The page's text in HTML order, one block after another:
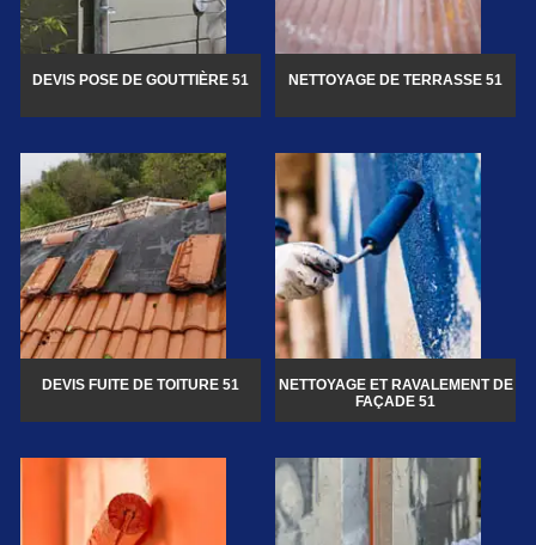
DEVIS POSE DE GOUTTIÈRE 51 NETTOYAGE DE TERRASSE 51
DEVIS FUITE DE TOITURE 51
NETTOYAGE ET RAVALEMENT DE
FAÇADE 51